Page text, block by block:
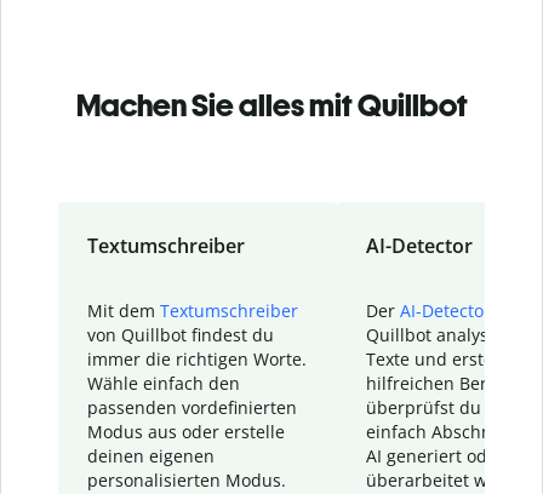
Machen Sie alles mit Quillbot
Textumschreiber
Mit dem Textumschreiber
von Quillbot findest du
immer die richtigen Worte.
Wähle einfach den
passenden vordefinierten
Modus aus oder erstelle
deinen eigenen
personalisierten Modus.
AI-Detector
Der AI-Detector
Quillbot analysiert
Texte und erstellt
hilfreichen Bericht.
überprüfst du
einfach Abschnitte,
AI generiert oder
überarbeitet wurden.